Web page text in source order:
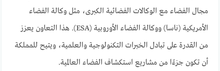
مجال الفضاء مع الوكالات الفضائية الكبرى، مثل وكالة الفضاء
الأمريكية (ناسا) ووكالة الفضاء الأوروبية (ESA). هذا التعاون يعزز
من القدرة على تبادل الخبرات التكنولوجية والعلمية، ويتيح للمملكة
أن تكون جزءًا من مشاريع استكشاف الفضاء العالمية.